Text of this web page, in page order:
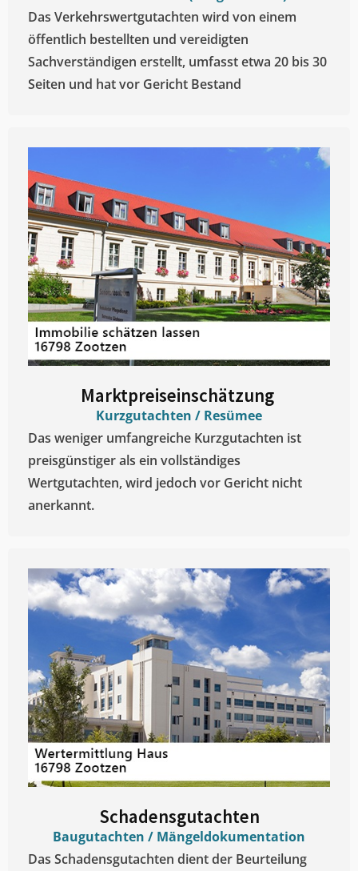
Das Verkehrswertgutachten wird von einem
öffentlich bestellten und vereidigten
Sachverständigen erstellt, umfasst etwa 20 bis 30
Seiten und hat vor Gericht Bestand
Marktpreiseinschätzung ​
Kurzgutachten / Resümee
Das weniger umfangreiche Kurzgutachten ist
preisgünstiger als ein vollständiges
Wertgutachten, wird jedoch vor Gericht nicht
anerkannt.
Schadensgutachten
Baugutachten / Mängeldokumentation
Das Schadensgutachten dient der Beurteilung